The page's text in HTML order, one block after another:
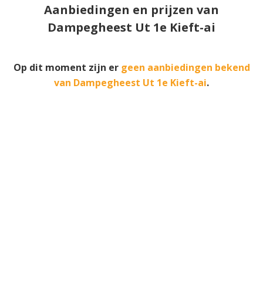
Aanbiedingen en prijzen van
Dampegheest Ut 1e Kieft-ai
Op dit moment zijn er geen aanbiedingen bekend
van Dampegheest Ut 1e Kieft-ai.